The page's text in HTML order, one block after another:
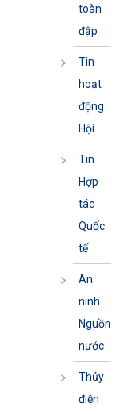
toàn
đập
Tin
hoạt
động
Hội
Tin
Hợp
tác
Quốc
tế
An
ninh
Nguồn
nước
Thủy
điện